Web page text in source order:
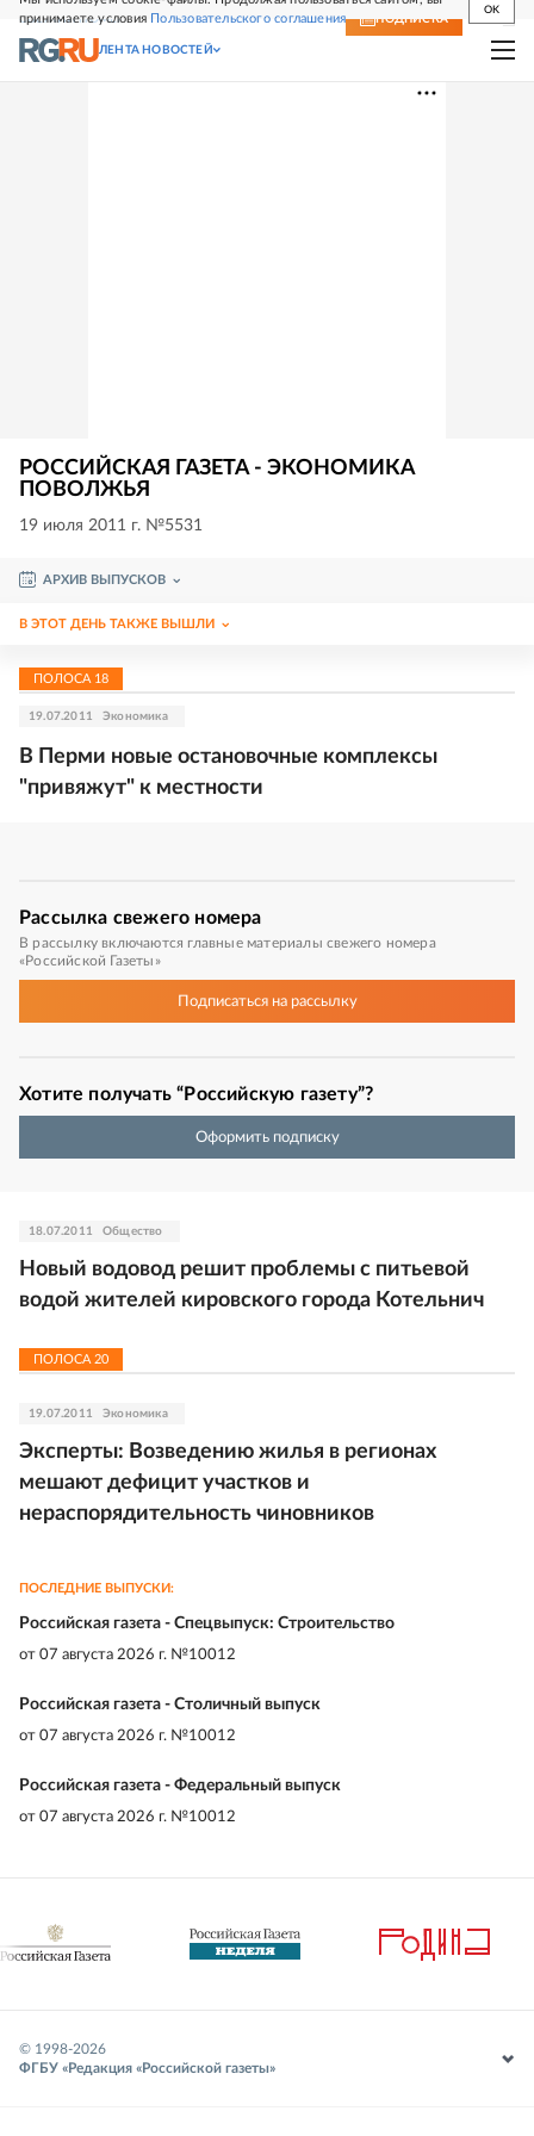
принимаете условия Пользовательского соглашения
OK
СВЕЖИЙ НОМЕР ПОДПИСКА
ЛЕНТА НОВОСТЕЙ
РОССИЙСКАЯ ГАЗЕТА - ЭКОНОМИКА
ПОВОЛЖЬЯ
19 июля 2011 г. №5531
АРХИВ ВЫПУСКОВ
В ЭТОТ ДЕНЬ ТАКЖЕ ВЫШЛИ
ПОЛОСА 18
19.07.2011 Экономика
В Перми новые остановочные комплексы
"привяжут" к местности
Рассылка свежего номера
В рассылку включаются главные материалы свежего номера
«Российской Газеты»
Подписатьсяна рассылку
Хотите получать “Российскую газету”?
Оформить подписку
18.07.2011 Общество
Новый водовод решит проблемы с питьевой
водой жителей кировского города Котельнич
ПОЛОСА 20
19.07.2011 Экономика
Эксперты: Возведению жилья в регионах
мешают дефицит участков и
нераспорядительность чиновников
ПОСЛЕДНИЕ ВЫПУСКИ:
Российская газета - Спецвыпуск: Строительство
от 07 августа 2026 г. №10012
Российская газета - Столичный выпуск
от 07 августа 2026 г. №10012
Российская газета - Федеральный выпуск
от 07 августа 2026 г. №10012
© 1998-2026
ФГБУ «Редакция «Российской газеты»